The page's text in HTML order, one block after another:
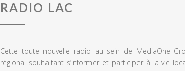
RADIO LAC
Cette toute nouvelle radio au sein de MediaOne
régional souhaitant s’informer et participer à la vie